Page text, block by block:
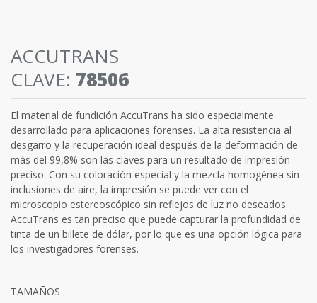
ACCUTRANS
CLAVE: 78506
El material de fundición AccuTrans ha sido especialmente
desarrollado para aplicaciones forenses. La alta resistencia al
desgarro y la recuperación ideal después de la deformación de
más del 99,8% son las claves para un resultado de impresión
preciso. Con su coloración especial y la mezcla homogénea sin
inclusiones de aire, la impresión se puede ver con el
microscopio estereoscópico sin reflejos de luz no deseados.
AccuTrans es tan preciso que puede capturar la profundidad de
tinta de un billete de dólar, por lo que es una opción lógica para
los investigadores forenses.
TAMAÑOS